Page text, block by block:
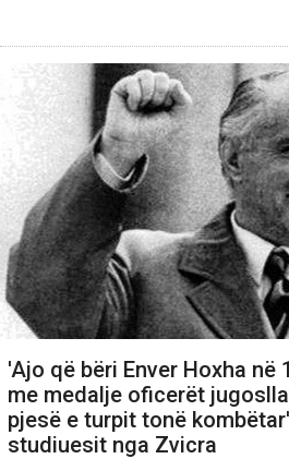
'Ajo që bëri Enver Hoxha në
me medalje oficerët
pjesë e turpit tonë
studiuesit nga Zvicra